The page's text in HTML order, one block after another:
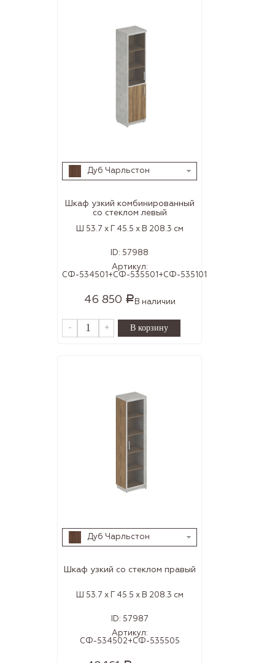
Дуб Чарльстон
Шкаф узкий комбинированный
со стеклом левый
Ш 53.7 x Г 45.5 x В 208.3 см
ID: 57988
Артикул:
СФ-534501+СФ-535501+СФ-535101
46 850 Р В наличии
- +
Дуб Чарльстон
Шкаф узкий со стеклом правый
Ш 53.7 x Г 45.5 x В 208.3 см
ID: 57987
Артикул:
СФ-534502+СФ-535505